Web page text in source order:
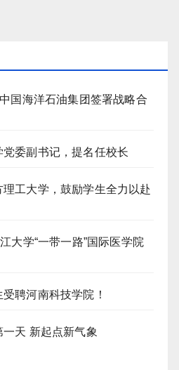
国海洋石油集团签署战略合
委副书记，提名任校长
工大学，鼓励学生全力以赴
大学“一带一路”国际医学院
聘河南科技学院！
天 新起点新气象